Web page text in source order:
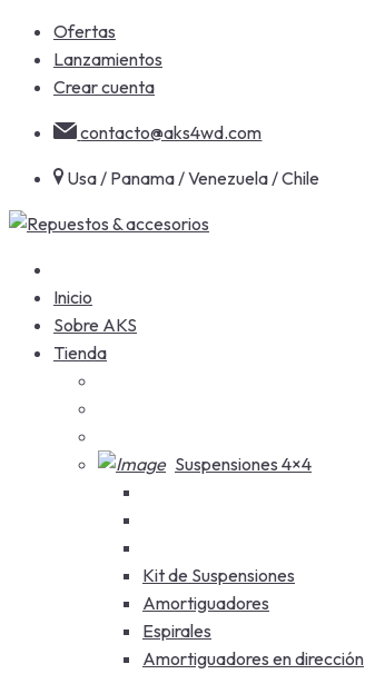
Skip
content
Ofertas
Lanzamientos
Crear cuenta
contacto@aks4wd.com
Usa / Panama / Venezuela / Chile
Inicio
Sobre AKS
Tienda
Suspensiones 4×4
Kit de Suspensiones
Amortiguadores
Espirales
Amortiguadores en dirección